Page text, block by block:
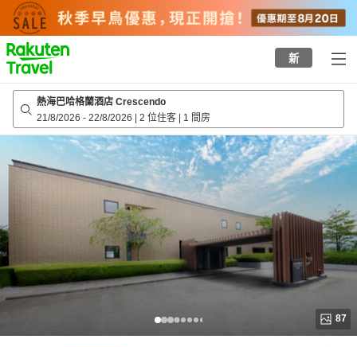
to
top
page
新
熱海巴哈格蘭酒店 Crescendo
21/8/2026 - 22/8/2026 | 2 位住客 | 1 間房
87